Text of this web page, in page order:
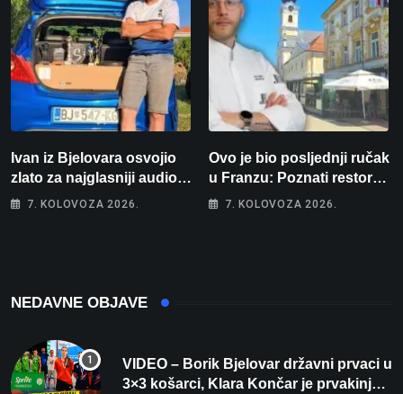
Ivan iz Bjelovara osvojio
zlato za najglasniji audio
sustav i srušio osobni
7. KOLOVOZA 2026.
Ovo je bio posljednji ručak
u Franzu: Poznati restoran
otišao u povijest, a
7. KOLOVOZA 2026.
NEDAVNE OBJAVE
VIDEO – Borik Bjelovar državni prvaci u
3×3 košarci, Klara Končar je prvakinja